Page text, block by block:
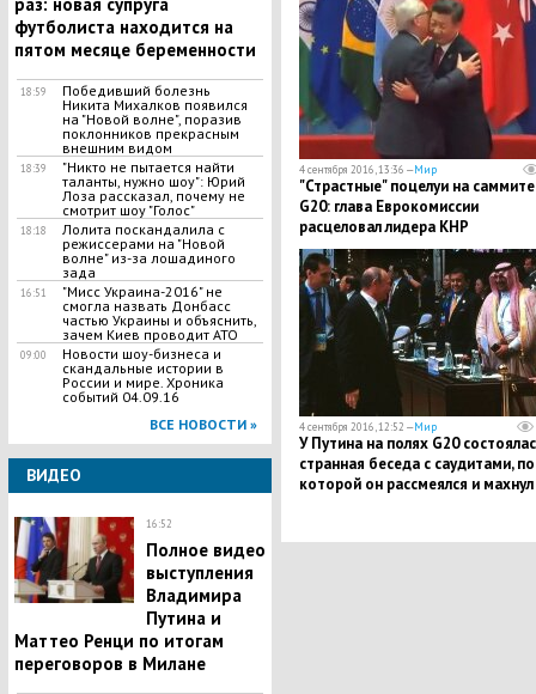
футболиста находится на
пятом месяце беременности
18:59
Победивший болезнь
Никита Михалков появился
на "Новой волне", поразив
поклонников прекрасным
внешним видом
18:39
"Никто не пытается найти
таланты, нужно шоу": Юрий
Лоза рассказал, почему не
смотрит шоу "Голос"
18:18
Лолита поскандалила с
режиссерами на "Новой
волне" из-за лошадиного
зада
16:51
"Мисс Украина-2016" не
смогла назвать Донбасс
частью Украины и объяснить,
зачем Киев проводит АТО
09:00
Новости шоу-бизнеса и
скандальные истории в
России и мире. Хроника
событий 04.09.16
ВСЕ НОВОСТИ »
ВИДЕО
16:52
Полное видео
выступления
Владимира
Путина и
Маттео Ренци по итогам
переговоров в Милане
4 сентября 2016, 13:36 —Мир
"Страстные" поцелуи на саммите
G20: глава Еврокомиссии
расцеловал лидера КНР
4 сентября 2016, 12:52 —Мир
У Путина на полях G20
странная беседа с саудитами,
которой он рассмеялся и махнул